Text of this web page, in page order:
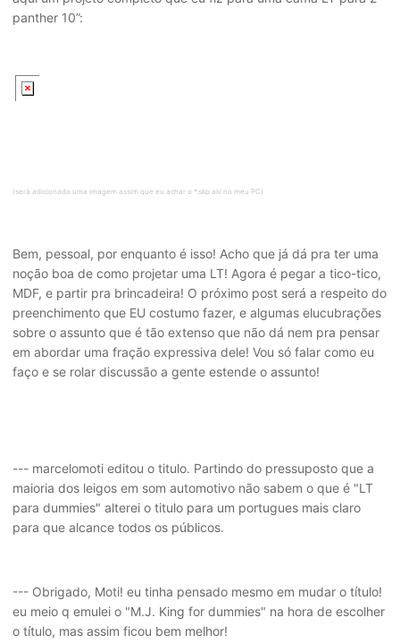
panther 10”:
(será adicionada uma imagem assim que eu achar o *.skp aki no meu PC)
Bem, pessoal, por enquanto é isso! Acho que já dá pra ter uma
noção boa de como projetar uma LT! Agora é pegar a tico-tico,
MDF, e partir pra brincadeira! O próximo post será a respeito do
preenchimento que EU costumo fazer, e algumas elucubrações
sobre o assunto que é tão extenso que não dá nem pra pensar
em abordar uma fração expressiva dele! Vou só falar como eu
faço e se rolar discussão a gente estende o assunto!
--- marcelomoti editou o titulo. Partindo do pressuposto que a
maioria dos leigos em som automotivo não sabem o que é "LT
para dummies" alterei o titulo para um portugues mais claro
para que alcance todos os públicos.
--- Obrigado, Moti! eu tinha pensado mesmo em mudar o título!
eu meio q emulei o "M.J. King for dummies" na hora de escolher
o título, mas assim ficou bem melhor!